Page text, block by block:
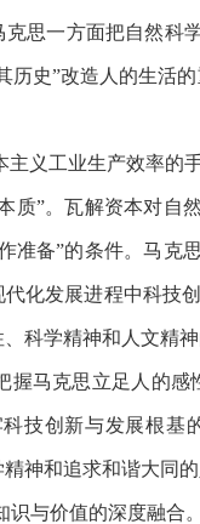
思一方面把自然科
历史”改造人的生活
主义工业生产效率的
质”。瓦解资本对自
准备”的条件。马克
化发展进程中科技
科学精神和人文精
握马克思立足人的
技创新与发展根
神和追求和谐大同
识与价值的深度融